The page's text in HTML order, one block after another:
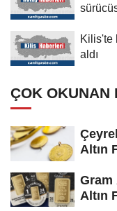
Kilis'te
aldı
ÇOK OKUNAN
Altın
Gram
Altın